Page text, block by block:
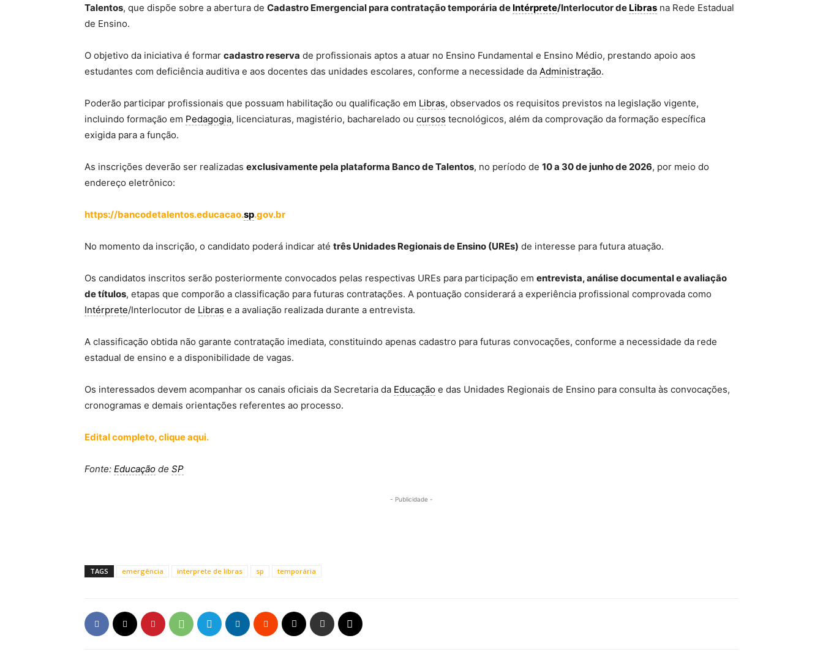
Talentos, que dispõe sobre a abertura de Cadastro Emergencial para contratação temporária de Intérprete/Interlocutor de Libras na Rede Estadual
de Ensino.
O objetivo da iniciativa é formar cadastro reserva de profissionais aptos a atuar no Ensino Fundamental e Ensino Médio, prestando apoio aos
estudantes com deficiência auditiva e aos docentes das unidades escolares, conforme a necessidade da Administração.
Poderão participar profissionais que possuam habilitação ou qualificação em Libras, observados os requisitos previstos na legislação vigente,
incluindo formação em Pedagogia, licenciaturas, magistério, bacharelado ou cursos tecnológicos, além da comprovação da formação específica
exigida para a função.
As inscrições deverão ser realizadas exclusivamente pela plataforma Banco de Talentos, no período de 10 a 30 de junho de 2026, por meio do
endereço eletrônico:
https://bancodetalentos.educacao.sp.gov.br
No momento da inscrição, o candidato poderá indicar até três Unidades Regionais de Ensino (UREs) de interesse para futura atuação.
Os candidatos inscritos serão posteriormente convocados pelas respectivas UREs para participação em entrevista, análise documental e avaliação
de títulos, etapas que comporão a classificação para futuras contratações. A pontuação considerará a experiência profissional comprovada como
Intérprete/Interlocutor de Libras e a avaliação realizada durante a entrevista.
A classificação obtida não garante contratação imediata, constituindo apenas cadastro para futuras convocações, conforme a necessidade da rede
estadual de ensino e a disponibilidade de vagas.
Os interessados devem acompanhar os canais oficiais da Secretaria da Educação e das Unidades Regionais de Ensino para consulta às convocações,
cronogramas e demais orientações referentes ao processo.
Edital completo, clique aqui.
Fonte: Educação de SP
- Publicidade -
TAGS emergência interprete de libras sp temporária